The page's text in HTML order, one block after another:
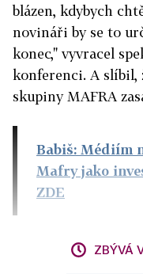
blázen, kdybych
novináři by se to
konec," vyvracel
konferenci. A slíbil,
skupiny MAFRA
Babiš: Médiím
Mafry jako
ZDE
ZBÝVÁ